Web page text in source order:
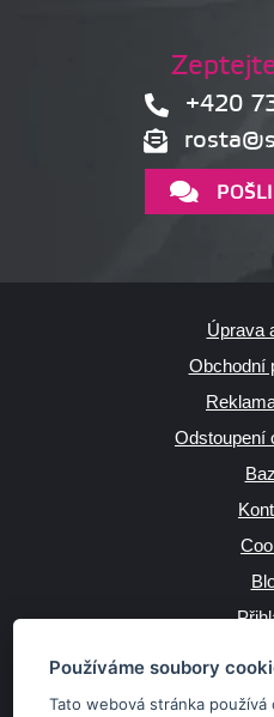
Používáme soubory
Tato webová stránka používá
+420
Úprava
Obchodní
Odstoupení